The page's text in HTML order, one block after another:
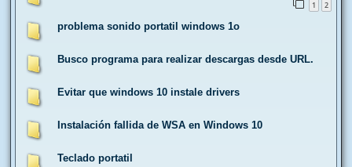
1 2
problema sonido portatil windows 1o
Busco programa para realizar descargas desde URL.
Evitar que windows 10 instale drivers
Instalación fallida de WSA en Windows 10
Teclado portatil